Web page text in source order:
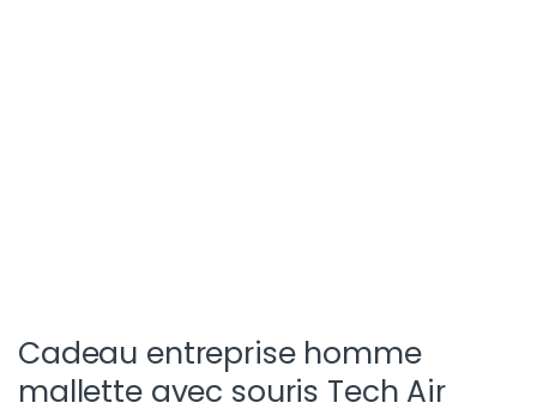
Cadeau entreprise homme
mallette avec souris Tech Air